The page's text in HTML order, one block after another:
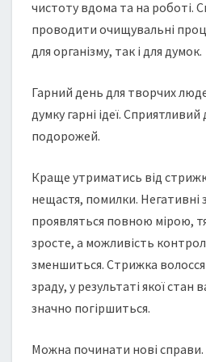
чистоту вдома та на роботі.
проводити очищувальні
для організму, так і для думок.
Гарний день для творчих
думку гарні ідеї. Сприятливий
подорожей.
Краще утриматись від
нещастя, помилки. Негативні
проявляться повною мірою,
зросте, а можливість
зменшиться. Стрижка
зраду, у результаті якої стан
значно погіршиться.
Можна починати нові справи.